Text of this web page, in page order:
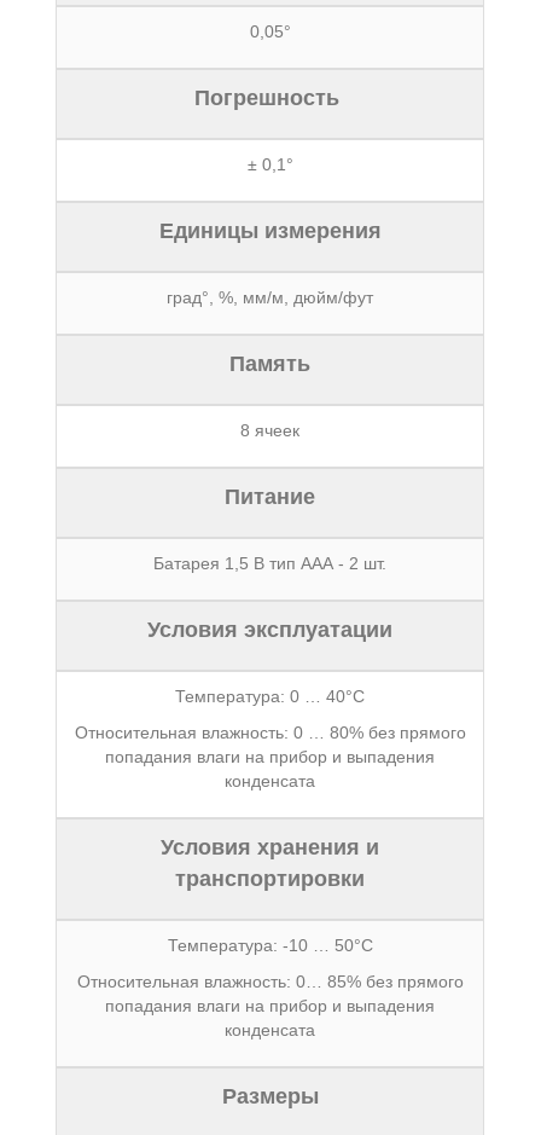
0,05°
Погрешность
± 0,1°
Единицы измерения
град°, %, мм/м, дюйм/фут
Память
8 ячеек
Питание
Батарея 1,5 В тип ААА - 2 шт.
Условия эксплуатации
Температура: 0 … 40°С
Относительная влажность: 0 … 80% без прямого
попадания влаги на прибор и выпадения
конденсата
Условия хранения и
транспортировки
Температура: -10 … 50°С
Относительная влажность: 0… 85% без прямого
попадания влаги на прибор и выпадения
конденсата
Размеры